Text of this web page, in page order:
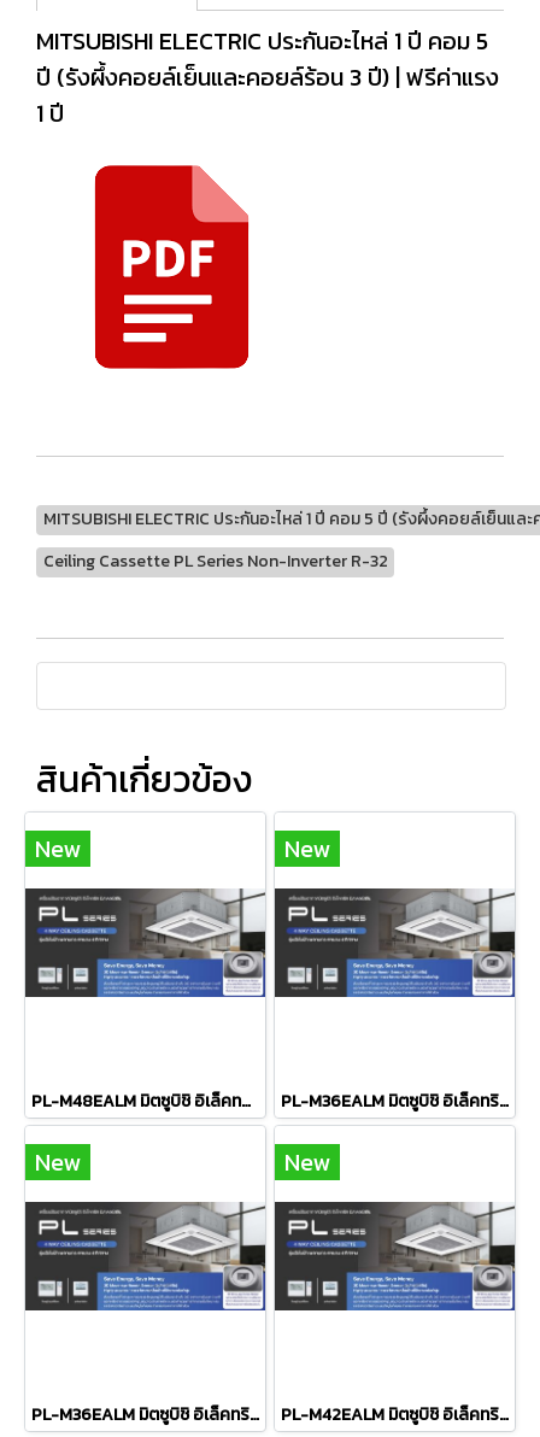
MITSUBISHI ELECTRIC ประกันอะไหล่ 1 ปี คอม 5
ปี (รังผึ้งคอยล์เย็นและคอยล์ร้อน 3 ปี) | ฟรีค่าแรง
1 ปี
MITSUBISHI ELECTRIC ประกันอะไหล่ 1 ปี คอม 5 ปี (รังผึ้งคอยล์เย็นแ
Ceiling Cassette PL Series Non-Inverter R-32
สินค้าเกี่ยวข้อง
New
PL-M48EALM มิตซูบิชิ อิเล็คทริค มิตเตอร์สลิม MITSUBISHI ELECTRIC แบบฝังฝ้าเพดาน 4ทิศทาง รุ่น Ceiling Cassette PL Series Non-Inverter R-32 ขนาด 48,109BTU มอก ระบบไฟ 380V รีโมทไร้สาย 2026 (เฉพาะเครื่อง)
New
PL-M36EALM มิตซูบิชิ อิเล็คทริค มิตเตอร์สลิม MITSUBISHI ELECTRIC แบบฝังฝ้าเพดาน 4ทิศทาง รุ่น Ceiling Cassette PL Series Non-Inverter R-32 ขนาด 36,167BTU มอก รีโมทไร้สาย 2026 (เฉพาะเครื่อง)
New
PL-M36EALM มิตซูบิชิ อิเล็คทริค มิตเตอร์สลิม MITSUBISHI ELECTRIC แบบฝังฝ้าเพดาน 4ทิศทาง รุ่น Ceiling Cassette PL Series Non-Inverter R-32 ขนาด 36,167BTU มอก ระบบไฟ 380V รีโมทไร้สาย 2026 (เฉพาะเครื่อง)
New
PL-M42EALM มิตซูบิชิ อิเล็คทริค มิตเตอร์สลิม MITSUBISHI ELECTRIC แบบฝังฝ้าเพดาน 4ทิศทาง รุ่น Ceiling Cassette PL Series Non-Inverter R-32 ขนาด 42,821BTU มอก ระบบไฟ 380V รีโมทไร้สาย 2026 (เฉพาะเครื่อง)